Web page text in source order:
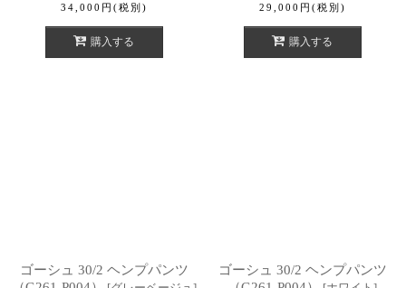
34,000 円 (税別)
購入する
29,000 円 (税別)
購入する
ゴーシュ 30/2 ヘンプパンツ
ゴーシュ 30/2 ヘンプパンツ